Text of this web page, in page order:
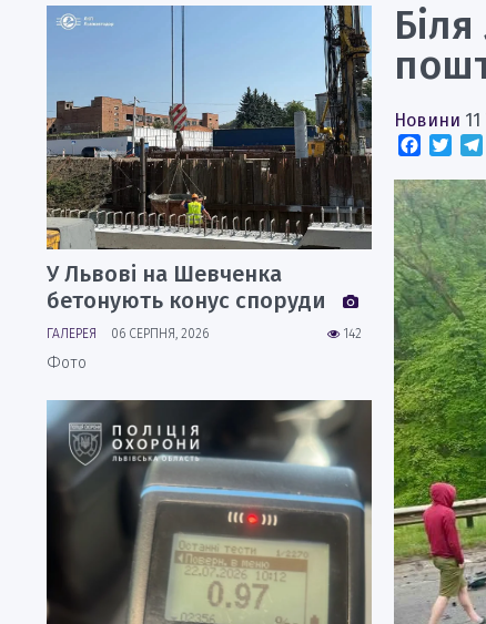
Новини
У Львові на Шевченка
бетонують конус споруди
142
ГАЛЕРЕЯ 06 СЕРПНЯ, 2026
Фото